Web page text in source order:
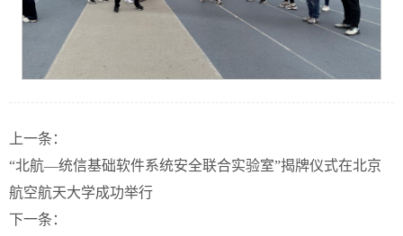
上一条：
“北航—统信基础软件系统安全联合实验室”揭牌仪式在北京
航空航天大学成功举行
下一条：